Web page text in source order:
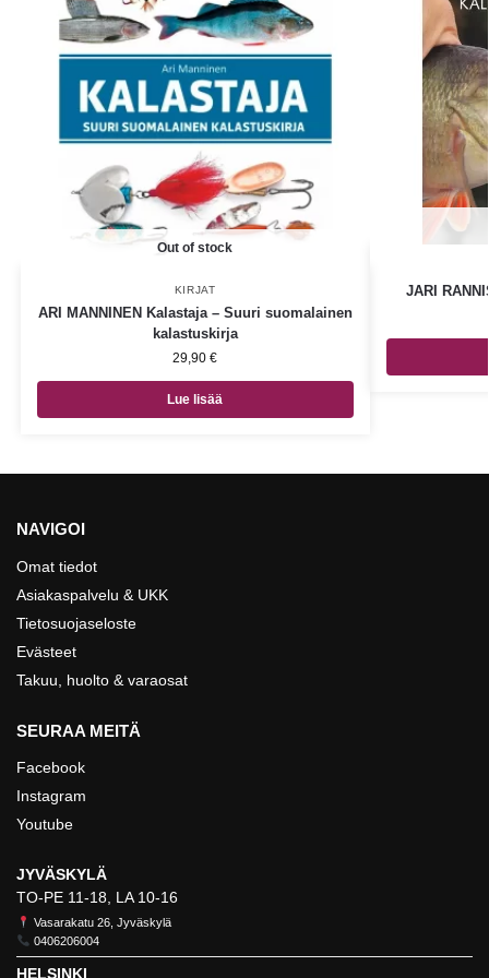
Out of stock
KIRJAT
ARI MANNINEN Kalastaja – Suuri suomalainen
kalastuskirja
29,90€
Lue lisää
JARI
NAVIGOI
Omat tiedot
Asiakaspalvelu & UKK
Tietosuojaseloste
Evästeet
Takuu, huolto & varaosat
SEURAA MEITÄ
Facebook
Instagram
Youtube
JYVÄSKYLÄ
TO-PE 11-18, LA 10-16
Vasarakatu 26, Jyväskylä
0406206004
HELSINKI